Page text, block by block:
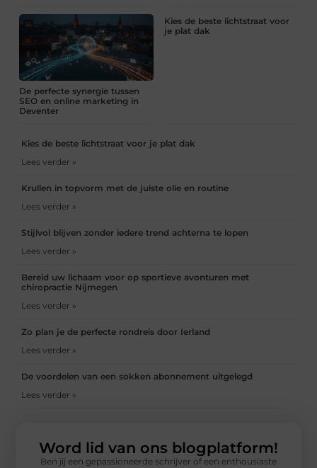
De perfecte synergie tussen
SEO en online marketing in
Deventer
Kies de beste lichtstraat voor
je plat dak
Kies de beste lichtstraat voor je plat dak
Lees verder »
Krullen in topvorm met de juiste olie en routine
Lees verder »
Stijlvol blijven zonder iedere trend achterna te lopen
Lees verder »
Bereid uw lichaam voor op sportieve avonturen met
chiropractie Nijmegen
Lees verder »
Zo plan je de perfecte rondreis door Ierland
Lees verder »
De voordelen van een sokken abonnement uitgelegd
Lees verder »
Word lid van ons blogplatform!
Ben jij een gepassioneerde schrijver of een enthousiaste